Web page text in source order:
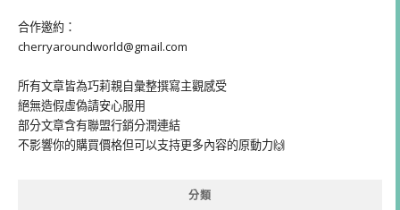
合作邀約：
cherryaroundworld@gmail.com
所有文章皆為巧莉親自彙整撰寫主觀感受
絕無造假虛偽請安心服用
部分文章含有聯盟行銷分潤連結
不影響你的購買價格但可以支持更多內容的原動力🙌
分類